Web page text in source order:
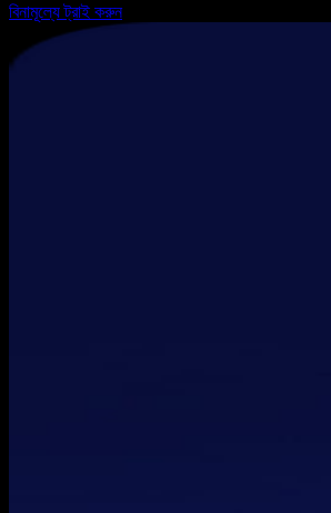
বিনামূল্যে ট্রাই করুন